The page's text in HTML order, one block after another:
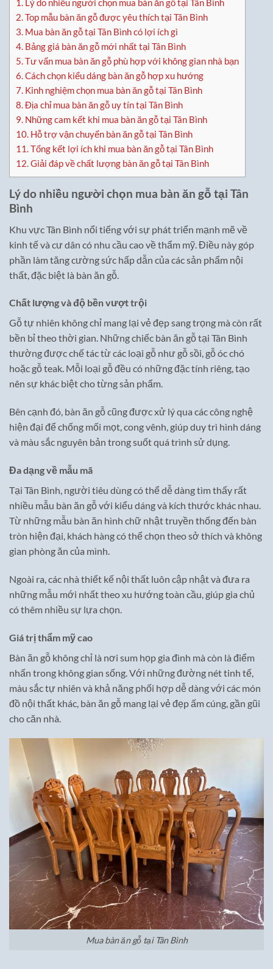
1. Lý do nhiều người chọn mua bàn ăn gỗ tại Tân Bình
2.Top mẫu bàn ăn gỗ được yêu thích tại Tân Bình
3. Mua bàn ăn gỗ tại Tân Bình có lợi ích gì
4. Bảng giá bàn ăn gỗ mới nhất tại Tân Bình
5.Tư vấn mua bàn ăn gỗ phù hợp với không gian nhà bạn
6.Cách chọn kiểu dáng bàn ăn gỗ hợp xu hướng
7. Kinh nghiệm chọn mua bàn ăn gỗ tại Tân Bình
8.Địa chỉ mua bàn ăn gỗ uy tín tại Tân Bình
9. Những cam kết khi mua bàn ăn gỗ tại Tân Bình
10. Hỗ trợ vận chuyển bàn ăn gỗ tại Tân Bình
11.Tổng kết lợi ích khi mua bàn ăn gỗ tại Tân Bình
12.Giải đáp về chất lượng bàn ăn gỗ tại Tân Bình
Lý do nhiều người chọn mua bàn ăn gỗ tại Tân
Bình
Khu vực Tân Bình nổi tiếng với sự phát triển mạnh mẽ về
kinh tế và cư dân có nhu cầu cao về thẩm mỹ. Điều này góp
phần làm tăng cường sức hấp dẫn của các sản phẩm nội
thất, đặc biệt là bàn ăn gỗ.
Chất lượng và độ bền vượt trội
Gỗ tự nhiên không chỉ mang lại vẻ đẹp sang trọng mà còn rất
bền bỉ theo thời gian. Những chiếc bàn ăn gỗ tại Tân Bình
thường được chế tác từ các loại gỗ như gỗ sồi, gỗ óc chó
hoặc gỗ teak. Mỗi loại gỗ đều có những đặc tính riêng, tạo
nên sự khác biệt cho từng sản phẩm.
Bên cạnh đó, bàn ăn gỗ cũng được xử lý qua các công nghệ
hiện đại để chống mối mọt, cong vênh, giúp duy trì hình dáng
và màu sắc nguyên bản trong suốt quá trình sử dụng.
Đa dạng về mẫu mã
Tại Tân Bình, người tiêu dùng có thể dễ dàng tìm thấy rất
nhiều mẫu bàn ăn gỗ với kiểu dáng và kích thước khác nhau.
Từ những mẫu bàn ăn hình chữ nhật truyền thống đến bàn
tròn hiện đại, khách hàng có thể chọn theo sở thích và không
gian phòng ăn của mình.
Ngoài ra, các nhà thiết kế nội thất luôn cập nhật và đưa ra
những mẫu mới nhất theo xu hướng toàn cầu, giúp gia chủ
có thêm nhiều sự lựa chọn.
Giá trị thẩm mỹ cao
Bàn ăn gỗ không chỉ là nơi sum họp gia đình mà còn là điểm
nhấn trong không gian sống. Với những đường nét tinh tế,
màu sắc tự nhiên và khả năng phối hợp dễ dàng với các món
đồ nội thất khác, bàn ăn gỗ mang lại vẻ đẹp ấm cúng, gần gũi
cho căn nhà.
Mua bàn ăn gỗ tại Tân Bình